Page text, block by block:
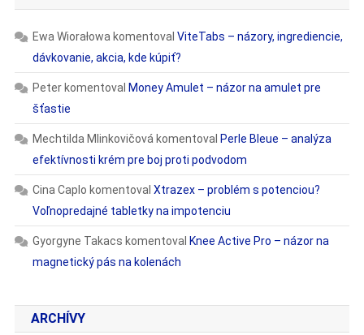
Ewa Wiorałowa komentoval ViteTabs – názory, ingrediencie,
dávkovanie, akcia, kde kúpiť?
Peterkomentoval Money Amulet – názor na amulet pre
šťastie
Mechtilda Mlinkovičová komentoval Perle Bleue – analýza
efektívnosti krém pre boj proti podvodom
Cina Caplo komentoval Xtrazex – problém s potenciou?
Voľnopredajné tabletky na impotenciu
Gyorgyne Takacs komentoval Knee Active Pro – názor na
magnetický pás na kolenách
ARCHÍVY